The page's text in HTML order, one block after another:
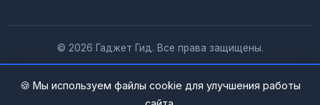
© 2026 Гаджет Гид. Все права защищены.
🍪 Мы используем файлы cookie для улучшения работы